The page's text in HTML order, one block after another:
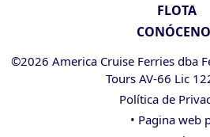
FLOTA
©2026 America Cruise Ferries dba
Tours AV-66 Lic
Política de
• Pagina web